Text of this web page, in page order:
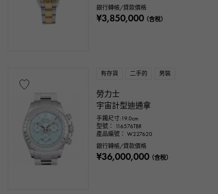
銀行轉帳/貸款價格
¥3,850,000（含稅）
有存貨 二手的 男裝
勞力士
宇宙計型迪通拿
手鐲尺寸:19.0cm
型號： 116576TBR
產品編號： W227620
銀行轉帳/貸款價格
¥36,000,000（含稅）